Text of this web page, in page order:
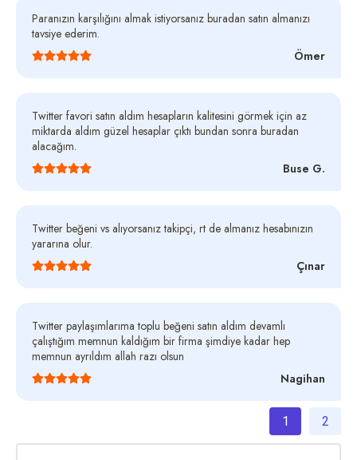
Paranızın karşılığını almak istiyorsanız buradan satın almanızı
tavsiye ederim.
Ömer
Twitter favori satın aldım hesapların kalitesini görmek için az
miktarda aldım güzel hesaplar çıktı bundan sonra buradan
alacağım.
Buse G.
Twitter beğeni vs alıyorsanız takipçi, rt de almanız hesabınızın
yararına olur.
Çınar
Twitter paylaşımlarıma toplu beğeni satın aldım devamlı
çalıştığım memnun kaldığım bir firma şimdiye kadar hep
memnun ayrıldım allah razı olsun
Nagihan
1 2